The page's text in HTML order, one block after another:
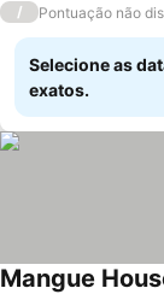
/ Pontuação não
Selecione as
exatos.
Mangue